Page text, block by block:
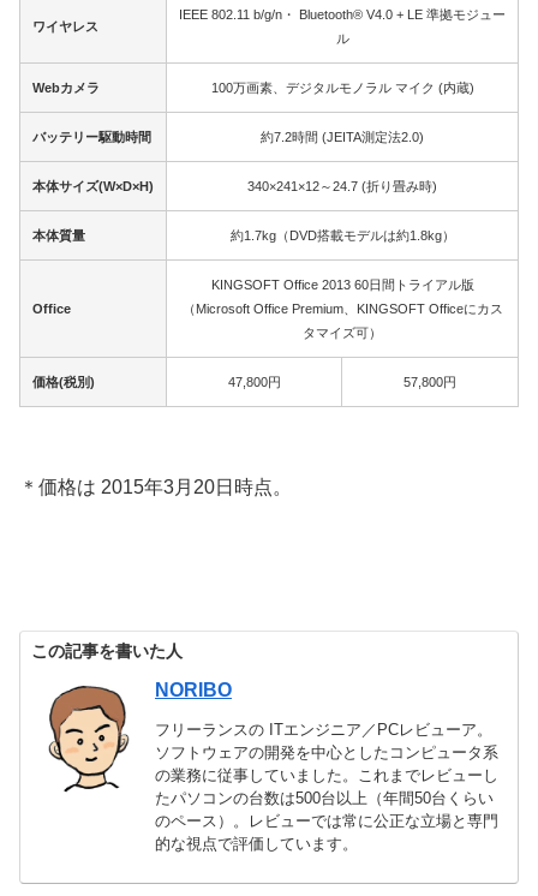
ワイヤレス
IEEE 802.11 b/g/n・ Bluetooth® V4.0 + LE 準拠モジュー
ル
Webカメラ 100万画素、デジタルモノラル マイク (内蔵)
バッテリー駆動時間 約7.2時間 (JEITA測定法2.0)
本体サイズ(W×D×H) 340×241×12～24.7 (折り畳み時)
本体質量 約1.7kg（DVD搭載モデルは約1.8kg）
Office
KINGSOFT Office 2013 60日間トライアル版
（Microsoft Office Premium、KINGSOFT Officeにカス
タマイズ可）
価格(税別) 47,800円 57,800円
＊価格は 2015年3月20日時点。
この記事を書いた人
NORIBO
フリーランスの ITエンジニア／PCレビューア。
ソフトウェアの開発を中心としたコンピュータ系
の業務に従事していました。これまでレビューし
たパソコンの台数は500台以上（年間50台くらい
のペース）。レビューでは常に公正な立場と専門
的な視点で評価しています。